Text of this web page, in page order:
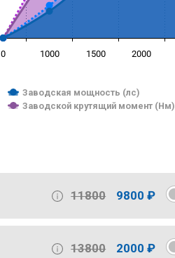
Заводская мощность (лс)
Заводской крутящий момент (Нм)
0 1000 1500 2000
11800 9800 ₽
13800 2000 ₽